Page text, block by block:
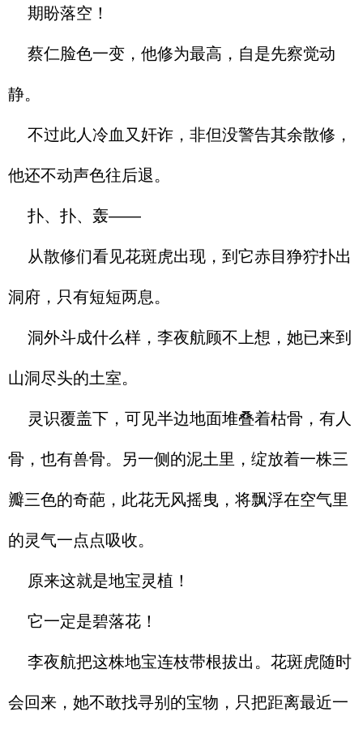
期盼落空！
蔡仁脸色一变，他修为最高，自是先察觉动
静。
不过此人冷血又奸诈，非但没警告其余散修，
他还不动声色往后退。
扑、扑、轰——
从散修们看见花斑虎出现，到它赤目狰狞扑出
洞府，只有短短两息。
洞外斗成什么样，李夜航顾不上想，她已来到
山洞尽头的土室。
灵识覆盖下，可见半边地面堆叠着枯骨，有人
骨，也有兽骨。另一侧的泥土里，绽放着一株三
瓣三色的奇葩，此花无风摇曳，将飘浮在空气里
的灵气一点点吸收。
原来这就是地宝灵植！
它一定是碧落花！
李夜航把这株地宝连枝带根拔出。花斑虎随时
会回来，她不敢找寻别的宝物，只把距离最近一